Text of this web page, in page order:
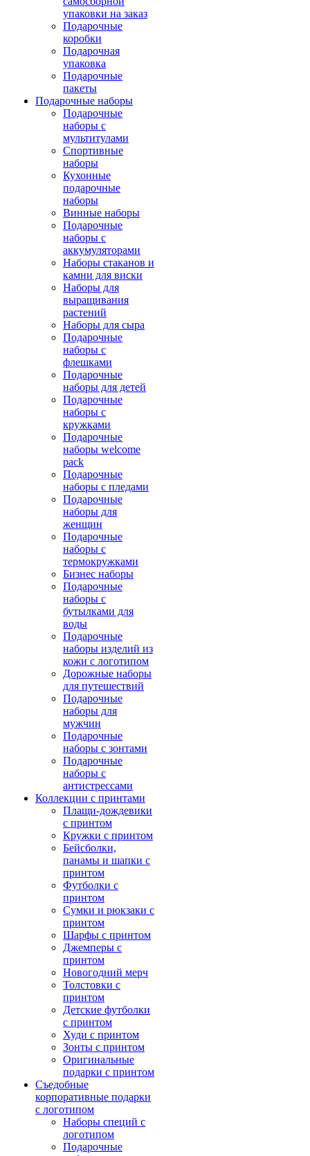
упаковки на заказ
Подарочные
коробки
Подарочная
упаковка
Подарочные
пакеты
Подарочные наборы
Подарочные
наборы с
мультитулами
Спортивные
наборы
Кухонные
подарочные
наборы
Винные наборы
Подарочные
наборы с
аккумуляторами
Наборы стаканов и
камни для виски
Наборы для
выращивания
растений
Наборы для сыра
Подарочные
наборы с
флешками
Подарочные
наборы для детей
Подарочные
наборы с
кружками
Подарочные
наборы welcome
pack
Подарочные
наборы с пледами
Подарочные
наборы для
женщин
Подарочные
наборы с
термокружками
Бизнес наборы
Подарочные
наборы с
бутылками для
воды
Подарочные
наборы изделий из
кожи с логотипом
Дорожные наборы
для путешествий
Подарочные
наборы для
мужчин
Подарочные
наборы с зонтами
Подарочные
наборы с
антистрессами
Коллекции с принтами
Плащи-дождевики
с принтом
Кружки с принтом
Бейсболки,
панамы и шапки с
принтом
Футболки с
принтом
Сумки и рюкзаки с
принтом
Шарфы с принтом
Джемперы с
принтом
Новогодний мерч
Толстовки с
принтом
Детские футболки
с принтом
Худи с принтом
Зонты с принтом
Оригинальные
подарки с принтом
Съедобные
корпоративные подарки
с логотипом
Наборы специй с
логотипом
Подарочные